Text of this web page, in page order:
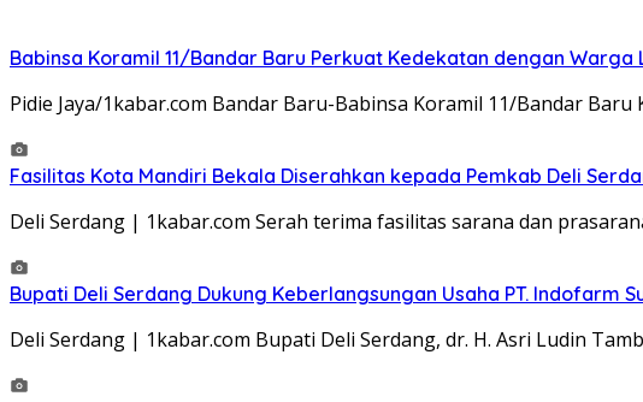
Babinsa Koramil 11/Bandar Baru Perkuat Kedekatan dengan Warga
Pidie Jaya/1kabar.com Bandar Baru-Babinsa Koramil 11/Bandar
Fasilitas Kota Mandiri Bekala Diserahkan kepada Pemkab Deli
Deli Serdang | 1kabar.com Serah terima fasilitas sarana dan
Bupati Deli Serdang Dukung Keberlangsungan Usaha PT. Indofarm
Deli Serdang | 1kabar.com Bupati Deli Serdang, dr. H. Asri Ludin